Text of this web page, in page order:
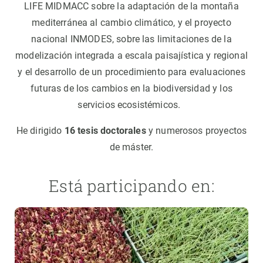
LIFE MIDMACC sobre la adaptación de la montaña
mediterránea al cambio climático, y el proyecto
nacional INMODES, sobre las limitaciones de la
modelización integrada a escala paisajística y regional
y el desarrollo de un procedimiento para evaluaciones
futuras de los cambios en la biodiversidad y los
servicios ecosistémicos.
He dirigido 16 tesis doctoralesy numerosos proyectos
de máster.
Está participando en: